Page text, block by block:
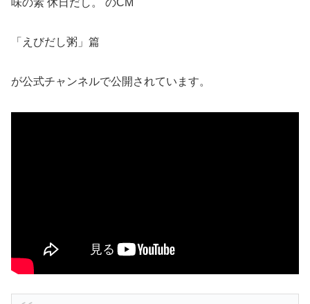
味の素 休日だし。 のCM
「えびだし粥」篇
が公式チャンネルで公開されています。